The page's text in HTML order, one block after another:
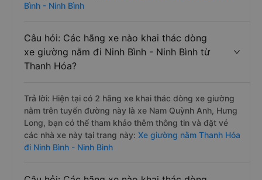
Bình - Ninh Bình
Câu hỏi: Các hãng xe nào khai thác dòng
xe giường nằm đi Ninh Bình - Ninh Bình từ
Thanh Hóa?
Trả lời: Hiện tại có 2 hãng xe khai thác dòng xe giường
nằm trên tuyến đường này là xe Nam Quỳnh Anh, Hưng
Long, bạn có thể tham khảo thêm thông tin và đặt vé
các nhà xe này tại trang này: Xe giường nằm Thanh Hóa
đi Ninh Bình - Ninh Bình